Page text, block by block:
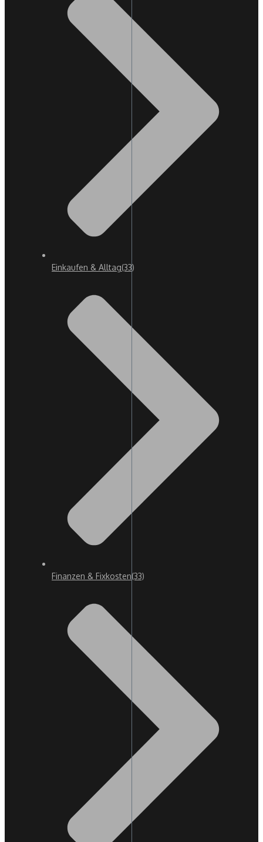
Einkaufen & Alltag(33)
Finanzen & Fixkosten(33)